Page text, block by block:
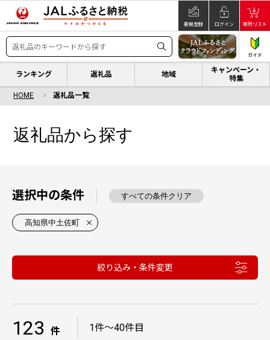
新規登録 ログイン 寄附リスト
ガイド
ランキング 返礼品 地域
キャンペーン・
特集
HOME 返礼品一覧
返礼品から探す
選択中の条件 すべての条件クリア
高知県中土佐町
絞り込み・条件変更
123 件 1件〜40件目